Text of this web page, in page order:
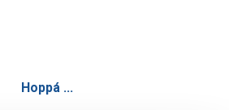
Hoppá ...